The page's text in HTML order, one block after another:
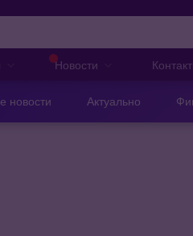
Новости
новости Актуально